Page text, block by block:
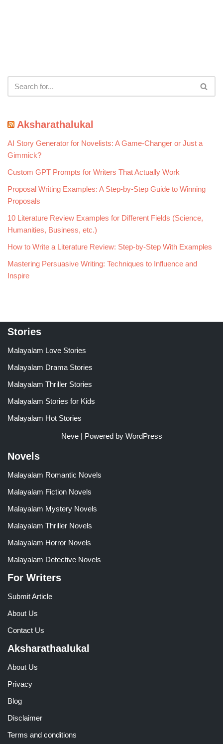
Aksharathalukal
AI Story Generator for Novelists: A Game-Changer or Just a
Gimmick?
Custom GPT Prompts for Writers That Actually Work
Proposal Writing Examples: A Step-by-Step Guide to Winning
Proposals
10 Literature Review Examples for Different Fields (Science,
Humanities, Business, etc.)
How to Write a Literature Review: Step-by-Step With Examples
Mastering Persuasive Writing: Techniques to Influence and
Inspire
Stories
Malayalam Love Stories
Malayalam Drama Stories
Malayalam Thriller Stories
Malayalam Stories for Kids
Malayalam Hot Stories
Neve| Powered by WordPress
Novels
Malayalam Romantic Novels
Malayalam Fiction Novels
Malayalam Mystery Novels
Malayalam Thriller Novels
Malayalam Horror Novels
Malayalam Detective Novels
For Writers
Submit Article
About Us
Contact Us
Aksharathaalukal
About Us
Privacy
Blog
Disclaimer
Terms and conditions